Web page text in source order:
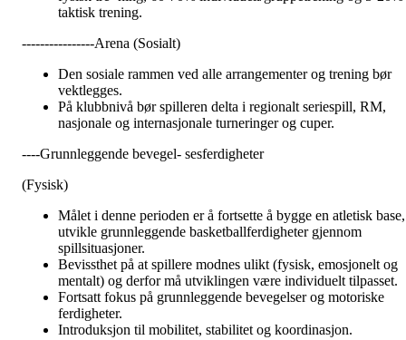
taktisk trening.
----------------Arena (Sosialt)
Den sosiale rammen ved alle arrangementer og trening bør
vektlegges.
På klubbnivå bør spilleren delta i regionalt seriespill, RM,
nasjonale og internasjonale turneringer og cuper.
----Grunnleggende bevegel- sesferdigheter
(Fysisk)
Målet i denne perioden er å fortsette å bygge en atletisk base,
utvikle grunnleggende basketballferdigheter gjennom
spillsituasjoner.
Bevissthet på at spillere modnes ulikt (fysisk, emosjonelt og
mentalt) og derfor må utviklingen være individuelt tilpasset.
Fortsatt fokus på grunnleggende bevegelser og motoriske
ferdigheter.
Introduksjon til mobilitet, stabilitet og koordinasjon.